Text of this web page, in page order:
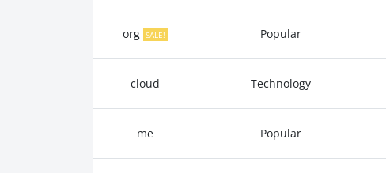
org SALE! Popular
cloud Technology
me Popular